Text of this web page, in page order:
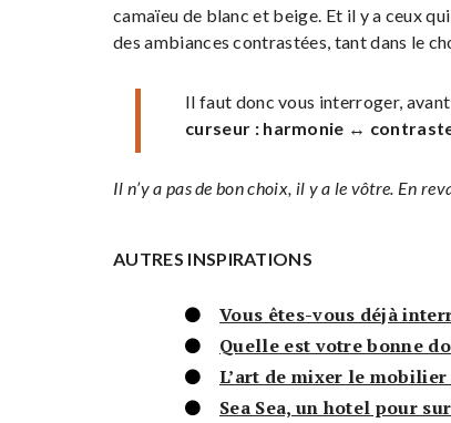
camaïeu de blanc et beige. Et il y a ceux
des ambiances contrastées, tant dans le
Il faut donc vous interroger,
curseur : harmonie ↔
Il n’y a pas de bon choix, il y a le vôtre. En
AUTRES INSPIRATIONS
Vous êtes-vous déjà
Quelle est votre bonne
L’art de mixer le
Sea Sea, un hotel pour